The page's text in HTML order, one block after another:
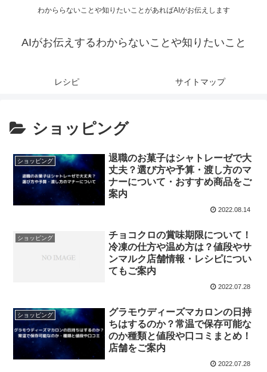
わかららないことや知りたいことがあればAIがお伝えします
AIがお伝えするわからないことや知りたいこと
レシピ サイトマップ
ショッピング
ショッピング
退職のお菓子はシャトレーゼで大
丈夫？選び方や予算・渡し方のマ
ナーについて・おすすめ商品をご
案内
2022.08.14
ショッピング
チョコクロの賞味期限について！
冷凍の仕方や温め方は？値段やサ
ンマルク店舗情報・レシピについ
てもご案内
2022.07.28
ショッピング
グラモウディーズマカロンの日持
ちはするのか？常温で保存可能な
のか種類と値段や口コミまとめ！
店舗をご案内
2022.07.28